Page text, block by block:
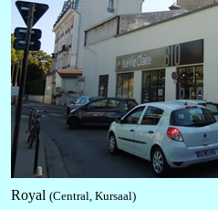
Royal (Central, Kursaal)